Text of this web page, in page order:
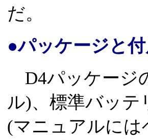
だ。
●パッケージと
D4パッケージ
ル)、標準バッ
(マニュアルに